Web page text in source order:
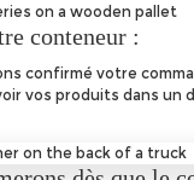
conteneur :
confirmé votre
vos produits dans un